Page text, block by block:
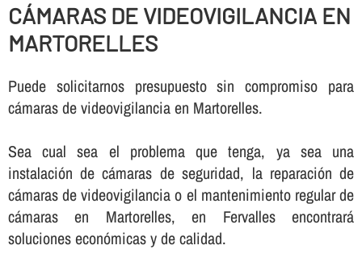
CÁMARAS DE VIDEOVIGILANCIA EN
MARTORELLES
Puede solicitarnos presupuesto sin compromiso para
cámaras de videovigilancia en Martorelles.
Sea cual sea el problema que tenga, ya sea una
instalación de cámaras de seguridad, la reparación de
cámaras de videovigilancia o el mantenimiento regular de
cámaras en Martorelles, en Fervalles encontrará
soluciones económicas y de calidad.